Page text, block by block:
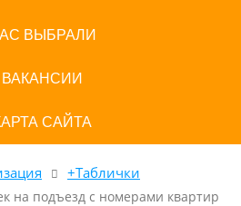
ВЫБРАЛИ
ВАКАНСИИ
САЙТА
+Таблички
на подъезд с номерами квартир